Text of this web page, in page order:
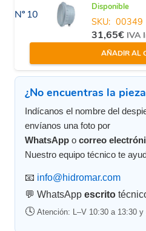
Nº 10
Disponible
SKU: 00349
31,65€ IVA
AÑADIR AL
¿No encuentras la
Indícanos el nombre del
envíanos una foto por
WhatsApp o correo
Nuestro equipo técnico te
📧 info@hidromar.com
💬 WhatsApp escrito
🕓 Atención: L–V 10:30 a 13:30 y